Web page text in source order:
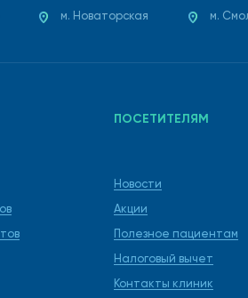
м. Новаторская м.
ПОСЕТИТЕЛЯМ
Новости
Акции
Полезное пациентам
Налоговый вычет
Контакты клиник